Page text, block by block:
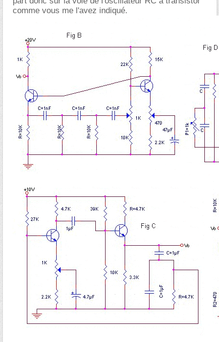
comme vous me l'avez indiqué.